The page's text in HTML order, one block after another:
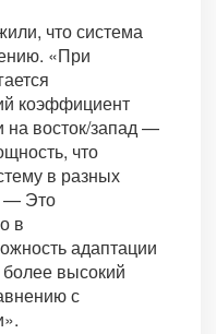
что система
«При
коэффициент
на восток/запад —
что
в разных
— Это
в
адаптации
высокий
с